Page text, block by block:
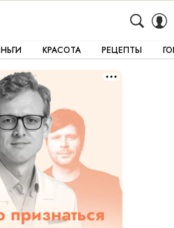
КРАСОТА РЕЦЕПТЫ